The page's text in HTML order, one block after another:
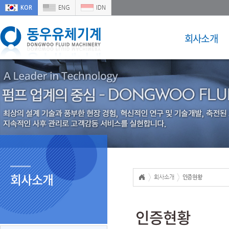
KOR ENG IDN
회사소개
회사소개 회사소개 인증현황
인증현황